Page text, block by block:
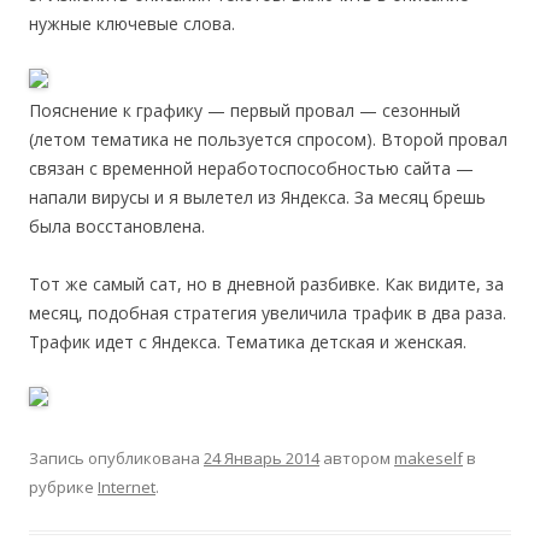
нужные ключевые слова.
Пояснение к графику — первый провал — сезонный
(летом тематика не пользуется спросом). Второй провал
связан с временной неработоспособностью сайта —
напали вирусы и я вылетел из Яндекса. За месяц брешь
была восстановлена.
Тот же самый сат, но в дневной разбивке. Как видите, за
месяц, подобная стратегия увеличила трафик в два раза.
Трафик идет с Яндекса. Тематика детская и женская.
Запись опубликована 24 Январь 2014автором makeselfв
рубрике Internet.